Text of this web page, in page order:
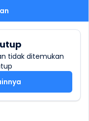
tidak ditemukan